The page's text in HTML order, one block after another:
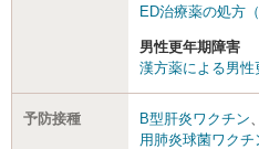
ED治療薬の処方
男性更年期障害
漢方薬による男
予防接種 B型肝炎ワクチン
用肺炎球菌ワクチ